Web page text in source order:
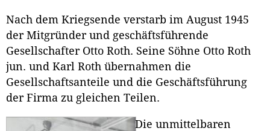
Nach dem Kriegsende verstarb im August 1945
der Mitgründer und geschäftsführende
Gesellschafter Otto Roth. Seine Söhne Otto Roth
jun. und Karl Roth übernahmen die
Gesellschaftsanteile und die Geschäftsführung
der Firma zu gleichen Teilen.
Die unmittelbaren